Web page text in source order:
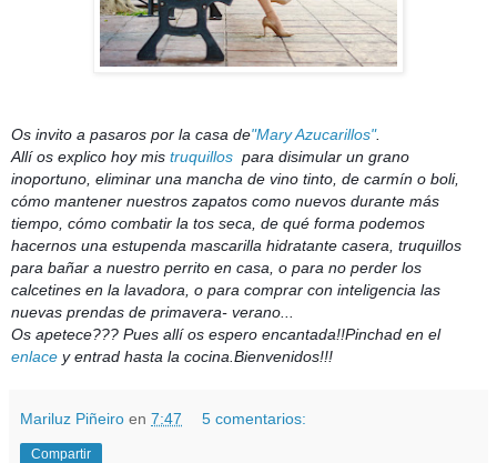
Os invito a pasaros por la casa de"Mary Azucarillos".
Allí os explico hoy mis truquillos para disimular un grano
inoportuno, eliminar una mancha de vino tinto, de carmín o boli,
cómo mantener nuestros zapatos como nuevos durante más
tiempo, cómo combatir la tos seca, de qué forma podemos
hacernos una estupenda mascarilla hidratante casera, truquillos
para bañar a nuestro perrito en casa, o para no perder los
calcetines en la lavadora, o para comprar con inteligencia las
nuevas prendas de primavera- verano...
Os apetece??? Pues allí os espero encantada!!Pinchad en el
enlace y entrad hasta la cocina.Bienvenidos!!!
Mariluz Piñeiro en 7:47 5 comentarios:
Compartir